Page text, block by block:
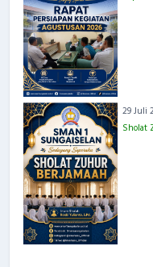
29 Juli
Sholat